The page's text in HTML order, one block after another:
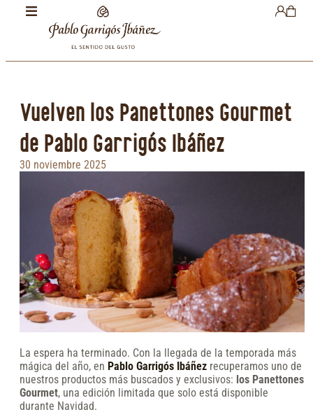
Vuelven los Panettones Gourmet
de Pablo Garrigós Ibáñez
30 noviembre 2025
La espera ha terminado. Con la llegada de la temporada más
mágica del año, en Pablo Garrigós Ibáñez recuperamos uno de
nuestros productos más buscados y exclusivos: los Panettones
Gourmet, una edición limitada que solo está disponible
durante Navidad.